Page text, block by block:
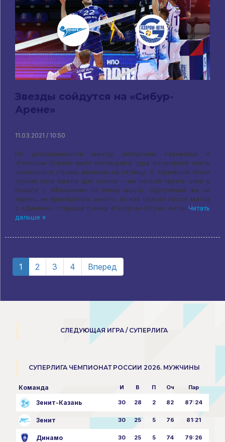
Звезды сойдутся на «Сибур-
Арене»
11.03.2021 / 10:50
По договоренности между питерским «Зенитом» и
«Газпром-Югрой» матч последнего тура регулярной части
чемпионата страны вынесен на пятницу. С турнирной точки
зрения игра важна для хозяев – им нельзя терять очки в
борьбе с «Факелом» за пятое место. Сургутянам же ни
терять, ни приобретать нечего, но как сказал после матча
с «Динамо» старший тренер «Газпром-Югры» Антон Читать
дальше »
1 2 3 4 Вперед
СЛЕДУЮЩАЯ ИГРА / СУПЕРЛИГА
СУПЕРЛИГА ЧЕМПИОНАТ РОССИИ 2026. МУЖЧИНЫ
Команда И В П Оч Пар
Зенит-Казань 30 28 2 82 87:24
Зенит 30 25 5 76 81:21
Динамо 30 25 5 74 79:26